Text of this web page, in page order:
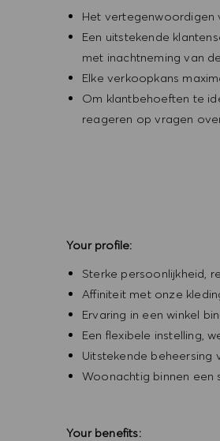
Het vertegenwoordigen
Een uitstekende
met inachtneming van
Elke verkoopkans
Om klantbehoeften te
reageren op vragen
Your profile:
Sterke persoonlijkheid,
Affiniteit met onze
Ervaring in een winkel
Een flexibele instelling,
Uitstekende beheersing
Woonachtig binnen een
Your benefits: